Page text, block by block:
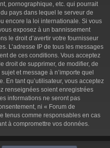
pornographique, etc. qui pourrait
pays dans lequel le serveur de
encore la loi internationale. Si vous
exposez à un bannissement
le droit d’avertir votre fournisseur
L’adresse IP de tous les messages
de ces conditions. Vous acceptez
droit de supprimer, de modifier, de
et message à n’importe quel
En tant qu’utilisateur, vous acceptez
renseignées soient enregistrées
informations ne seront pas
ni « Forum de
tenus comme responsables en cas
à compromettre vos données.